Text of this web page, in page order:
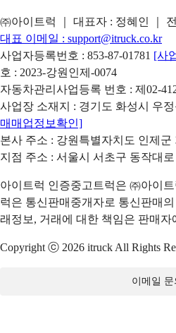
㈜아이트럭 ｜ 대표자 : 정혜인 ｜
대표 이메일 : support@itruck.co.kr
사업자등록번호 : 853-87-01781 [사
호 : 2023-강원인제-0074
자동차관리사업등록 번호 : 제02-
사업장 소재지 : 경기도 화성시 우
매매업정보확인]
본사 주소 : 강원특별자치도 인제군
지점 주소 : 서울시 서초구 동작대
아이트럭 인증중고트럭은 ㈜아이
럭은 통신판매중개자로 통신판매
래정보, 거래에 대한 책임은 판매자
Copyright ⓒ 2026 itruck All Rights
이메일 문